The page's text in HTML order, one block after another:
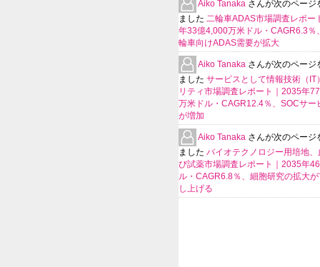
Aiko Tanaka さんが次のページ
ました 二輪車ADAS市場調査レポー
年33億4,000万米ドル・CAGR6.3％
輪車向けADAS需要が拡大
Aiko Tanaka さんが次のページ
ました サービスとして情報技術（IT
リティ市場調査レポート｜2035年
万米ドル・CAGR12.4％、SOCサー
が増加
Aiko Tanaka さんが次のページ
ました バイオテクノロジー用培地、
び試薬市場調査レポート｜2035年
ル・CAGR6.8％、細胞研究の拡大
し上げる